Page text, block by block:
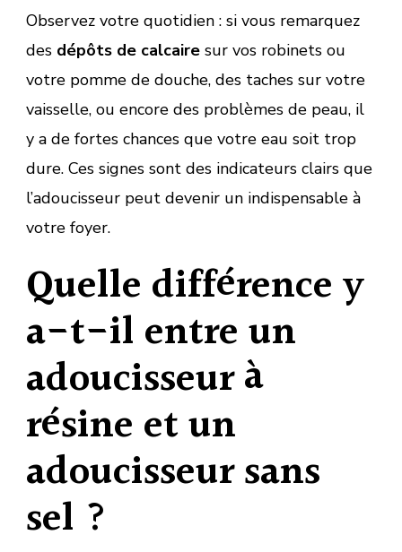
Observez votre quotidien : si vous remarquez
des dépôts de calcaire sur vos robinets ou
votre pomme de douche, des taches sur votre
vaisselle, ou encore des problèmes de peau, il
y a de fortes chances que votre eau soit trop
dure. Ces signes sont des indicateurs clairs que
l’adoucisseur peut devenir un indispensable à
votre foyer.
Quelle différence y
a-t-il entre un
adoucisseur à
résine et un
adoucisseur sans
sel ?